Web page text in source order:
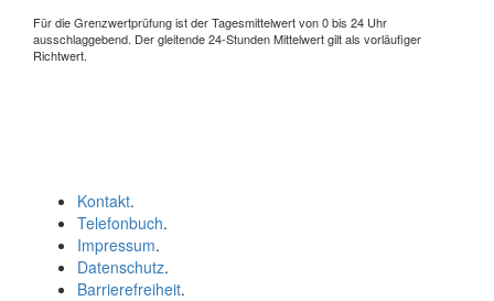
Für die Grenzwertprüfung ist der Tagesmittelwert von 0 bis 24 Uhr
ausschlaggebend. Der gleitende 24-Stunden Mittelwert gilt als vorläufiger
Richtwert.
Kontakt.
Telefonbuch.
Impressum.
Datenschutz.
Barrierefreiheit.